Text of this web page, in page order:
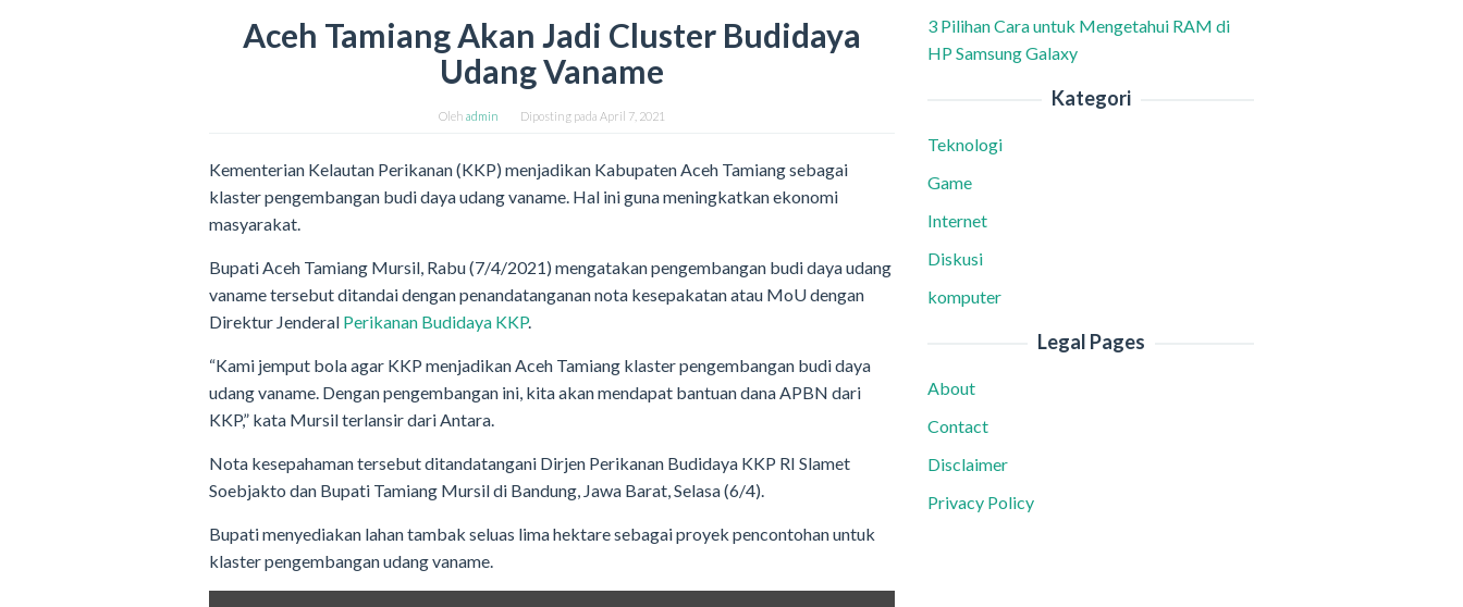
Aceh Tamiang Akan Jadi Cluster Budidaya
Udang Vaname
Oleh admin Diposting pada April 7, 2021
Kementerian Kelautan Perikanan (KKP) menjadikan Kabupaten Aceh Tamiang sebagai
klaster pengembangan budi daya udang vaname. Hal ini guna meningkatkan ekonomi
masyarakat.
Bupati Aceh Tamiang Mursil, Rabu (7/4/2021) mengatakan pengembangan budi daya udang
vaname tersebut ditandai dengan penandatanganan nota kesepakatan atau MoU dengan
Direktur Jenderal Perikanan Budidaya KKP.
“Kami jemput bola agar KKP menjadikan Aceh Tamiang klaster pengembangan budi daya
udang vaname. Dengan pengembangan ini, kita akan mendapat bantuan dana APBN dari
KKP,” kata Mursil terlansir dari Antara.
Nota kesepahaman tersebut ditandatangani Dirjen Perikanan Budidaya KKP RI Slamet
Soebjakto dan Bupati Tamiang Mursil di Bandung, Jawa Barat, Selasa (6/4).
Bupati menyediakan lahan tambak seluas lima hektare sebagai proyek pencontohan untuk
klaster pengembangan udang vaname.
3 Pilihan Cara untuk Mengetahui RAM di
HP Samsung Galaxy
Kategori
Teknologi
Game
Internet
Diskusi
komputer
Legal Pages
About
Contact
Disclaimer
Privacy Policy